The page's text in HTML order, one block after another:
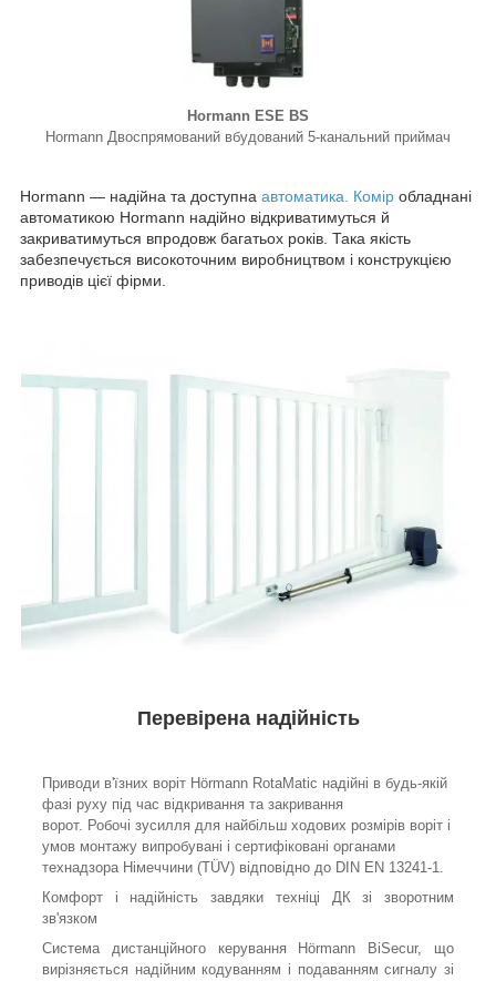
Hormann ​ESE BS
Hormann Двоспрямований вбудований 5-канальний приймач
Hormann — надійна та доступна автоматика. Комір обладнані
автоматикою Hormann надійно відкриватимуться й
закриватимуться впродовж багатьох років. Така якість
забезпечується високоточним виробництвом і конструкцією
приводів цієї фірми.
Перевірена надійність
Приводи в'їзних воріт Hörmann RotaMatic надійні в будь-якій
фазі руху під час відкривання та закривання
ворот. Робочі зусилля для найбільш ходових розмірів воріт і
умов монтажу випробувані і сертифіковані органами
технадзора Німеччини (TÜV) відповідно до DIN EN 13241-1.
Комфорт і надійність завдяки техніці ДК зі зворотним
зв'язком
Система дистанційного керування Hörmann BiSecur, що
вирізняється надійним кодуванням і подаванням сигналу зі